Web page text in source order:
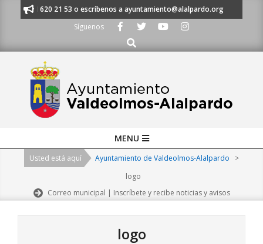
al 91 620 21 53 o escríbenos a ayuntamiento@alalpardo.org
Síguenos
Buscar
Navigation
MENU
Usted está aquí Ayuntamiento de Valdeolmos-Alalpardo
>
logo
Correo municipal | Inscríbete y recibe noticias y avisos
logo